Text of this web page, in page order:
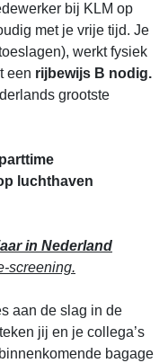
bij KLM op
met je vrije tijd. Je
werkt fysiek
een rijbewijs B nodig.
grootste
luchthaven
in Nederland
screening.
aan de slag in de
jij en je collega’s
bagage